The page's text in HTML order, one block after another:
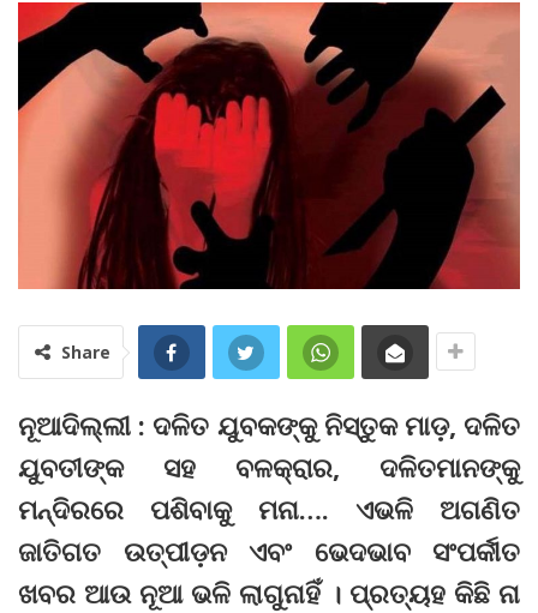
Share
ନୂଆଦିଲ୍ଲୀ : ଦଳିତ ଯୁବକଙ୍କୁ ନିସ୍ତୁକ ମାଡ଼, ଦଳିତ
ଯୁବତୀଙ୍କ ସହ ବଳକ୍ରାର, ଦଳିତମାନଙ୍କୁ
ମନ୍ଦିରରେ ପଶିବାକୁ ମନା…. ଏଭଳି ଅଗଣିତ
ଜାତିଗତ ଉତ୍ପୀଡ଼ନ ଏବଂ ଭେଦଭାବ ସଂପର୍କୀତ
ଖବର ଆଉ ନୂଆ ଭଳି ଲାଗୁନାହିଁ । ପ୍ରତ୍ୟହ କିଛି ନା